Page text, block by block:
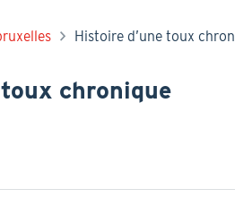
Histoire d’une toux
chronique